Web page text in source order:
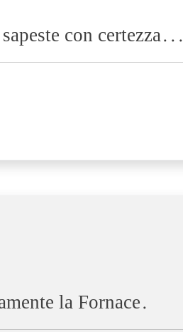
con certezza...
la Fornace.